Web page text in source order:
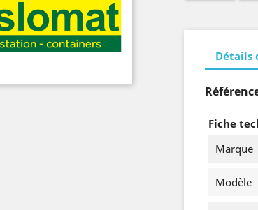
Détails
Fiche
Marque
Modèle